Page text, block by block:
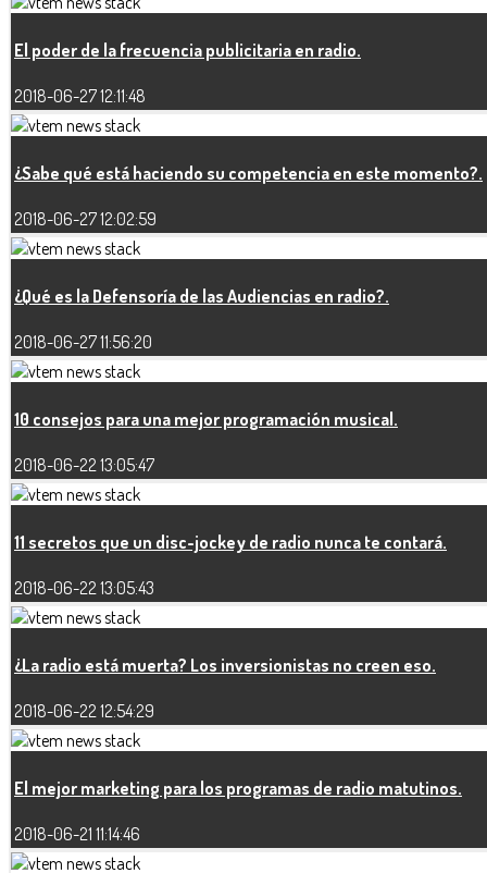
El poder de la frecuencia publicitaria en radio.
2018-06-27 12:11:48
¿Sabe qué está haciendo su competencia en este momento?.
2018-06-27 12:02:59
¿Qué es la Defensoría de las Audiencias en radio?.
2018-06-27 11:56:20
10 consejos para una mejor programación musical.
2018-06-22 13:05:47
11 secretos que un disc-jockey de radio nunca te contará.
2018-06-22 13:05:43
¿La radio está muerta? Los inversionistas no creen eso.
2018-06-22 12:54:29
El mejor marketing para los programas de radio matutinos.
2018-06-21 11:14:46